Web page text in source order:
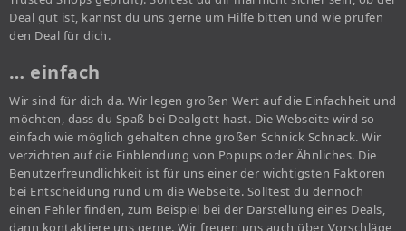
Deal gut ist, kannst du uns gerne um Hilfe bitten und wie prüfen
den Deal für dich.
… einfach
Wir sind für dich da. Wir legen großen Wert auf die Einfachheit und
möchten, dass du Spaß bei Dealgott hast. Die Webseite wird so
einfach wie möglich gehalten ohne großen Schnick Schnack. Wir
verzichten auf die Einblendung von Popups oder Ähnliches. Die
Benutzerfreundlichkeit ist für uns einer der wichtigsten Faktoren
bei Entscheidung rund um die Webseite. Solltest du dennoch
einen Fehler finden, zum Beispiel bei der Darstellung eines Deals,
dann kontaktiere uns gerne. Wir freuen uns auch über Vorschläge